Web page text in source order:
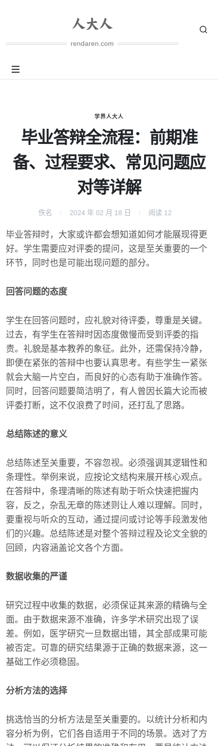
rendaren.com
学界人大人
毕业答辩全流程：前期准
备、过程要求、常见问题应
对等详解
佚名 2024 年 02 月 18 日 阅读 12
毕业答辩时，大家或许都会想知道如何才能展现得更
好。学生需要应对评委的提问，这是至关重要的一个
环节，同时也是可能出现问题的部分。
回答问题的态度
学生在回答问题时，应礼貌对待评委，尊重是关键。
过去，有学生在答辩时因态度傲慢而受到评委的指
责。礼貌是基本教养的象征。此外，还需保持冷静，
即便在紧张的答辩中也要认真思考。有些学生一紧张
就会大脑一片空白，而良好的心态有助于准确作答。
同时，回答问题要简洁明了，有人曾因长篇大论而被
评委打断，这不仅浪费了时间，还打乱了思路。
总结陈述的意义
总结陈述至关重要，不容忽视。必须强调其逻辑性和
条理性。举例来说，应按论文结构来展开核心观点。
在答辩中，条理清晰的陈述有助于听众快速把握内
容，反之，杂乱无章的陈述则让人难以理解。同时，
要重视与听众的互动，通过提问或讨论等手段激发他
们的兴趣。总结陈述是对整个答辩过程及论文全貌的
回顾，内容涵盖论文各个方面。
数据收集的严谨
研究过程中收集的数据，必须保证其来源的精确与全
面。由于数据来源不准确，许多学术研究出现了误
差。例如，医学研究一旦数据出错，其全部成果可能
被否定。可靠的研究结果源于正确的数据来源，这一
基础工作必须稳固。
分析方法的选择
挑选恰当的分析方法是至关重要的。以统计分析和内
容分析为例，它们各自适用于不同的场景。选对了方